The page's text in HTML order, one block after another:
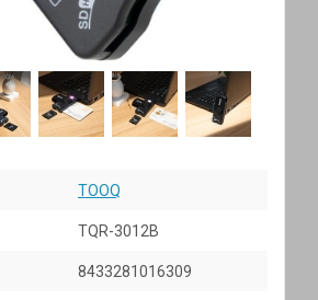
TOOQ
TQR-3012B
8433281016309